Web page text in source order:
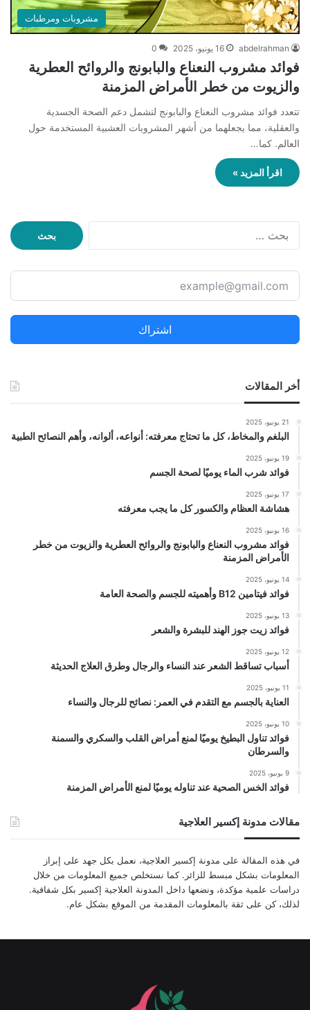
مشروبات ومرطبات
abdelrahman 16 يونيو، 2025 0
فوائد مشروب النعناع والبابونج والروائح العطرية
والزيوت من خطر الأمراض المزمنة
تتعدد فوائد مشروب النعناع والبابونج لتشمل دعم الصحة الجسدية
والعقلية، مما يجعلهما من أشهر المشروبات العشبية المستخدمة حول
العالم. كما…
اقرأ المزيد »
ح
ع
ن
اشتراك
أخر المقالات
21 يونيو، 2025
البلغم والمخاط، كل ما تحتاج معرفته: أنواعه، ألوانه، وأهم النصائح الطبية
19 يونيو، 2025
فوائد شرب الماء يوميًا لصحة الجسم
17 يونيو، 2025
هشاشة العظام والكسور كل ما يجب معرفته
16 يونيو، 2025
فوائد مشروب النعناع والبابونج والروائح العطرية والزيوت من خطر
الأمراض المزمنة
14 يونيو، 2025
فوائد فيتامين B12 وأهميته للجسم والصحة العامة
13 يونيو، 2025
فوائد زيت جوز الهند للبشرة والشعر
12 يونيو، 2025
أسباب تساقط الشعر عند النساء والرجال وطرق العلاج الحديثة
11 يونيو، 2025
العناية بالجسم مع التقدم في العمر: نصائح للرجال والنساء
10 يونيو، 2025
فوائد تناول البطيخ يوميًا لمنع أمراض القلب والسكري والسمنة
والسرطان
9 يونيو، 2025
فوائد الخس الصحية عند تناوله يوميًا لمنع الأمراض المزمنة
مقالات مدونة إكسير العلاجية
في هذه المقالة على مدونة إكسير العلاجية، نعمل بكل جهد على إبراز
المعلومات بشكل مبسط للزائر. كما نستخلص جميع المعلومات من خلال
دراسات علمية مؤكدة، ونضعها داخل المدونة العلاجية إكسير بكل شفافية.
لذلك، كن على ثقة بالمعلومات المقدمة من الموقع بشكل عام.